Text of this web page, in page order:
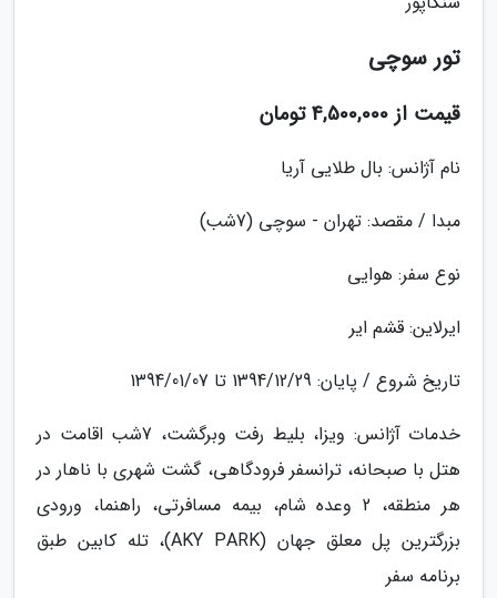
تور سوچی
قیمت از 4,500,000 تومان
نام آژانس: بال طلایی آریا
مبدا / مقصد: تهران - سوچی (7شب)
نوع سفر: هوایی
ایرلاین: قشم ایر
تاریخ شروع / پایان: 1394/12/29 تا 1394/01/07
خدمات آژانس: ویزا، بلیط رفت وبرگشت، 7شب اقامت در
هتل با صبحانه، ترانسفر فرودگاهی، گشت شهری با ناهار در
هر منطقه، 2 وعده شام، بیمه مسافرتی، راهنما، ورودی
بزرگترین پل معلق جهان (AKY PARK)، تله کابین طبق
برنامه سفر